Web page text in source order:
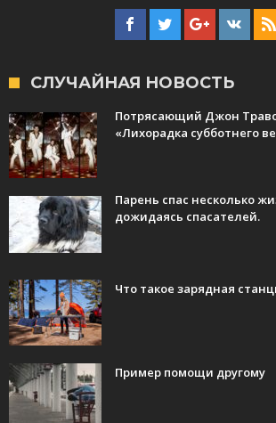
СЛУЧАЙНАЯ НОВОСТЬ
Потрясающий Джон
«Лихорадка субботнего
Парень спас несколько
дожидаясь спасателей.
Что такое зарядная
Пример помощи другому